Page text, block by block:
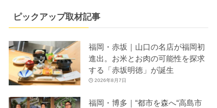
ピックアップ取材記事
福岡・赤坂｜山口の名店が福岡初
進出。お米とお肉の可能性を探求
する「赤坂明徳」が誕生
2026年8月7日
福岡・博多｜“都市を森へ“高島市